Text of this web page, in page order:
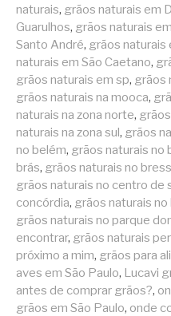
naturais, grãos naturais em
Guarulhos, grãos naturais
Santo André, grãos naturais
naturais em São Caetano,
grãos naturais em sp, grãos
grãos naturais na mooca,
naturais na zona norte,
naturais na zona sul, grãos
no belém, grãos naturais no
brás, grãos naturais no
grãos naturais no centro de
concórdia, grãos naturais no
grãos naturais no parque
encontrar, grãos naturais
próximo a mim, grãos para
aves em São Paulo, Lucavi
antes de comprar grãos?,
grãos em São Paulo, onde